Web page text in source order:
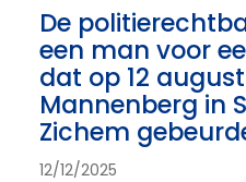
De
een man voor
dat op 12
Mannenberg in
Zichem
12/12/2025